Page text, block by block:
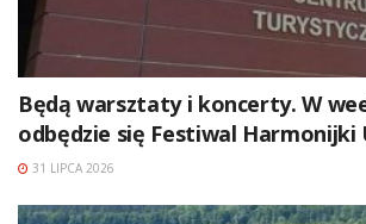
Będą warsztaty i koncerty. W
odbędzie się Festiwal Harmonijki
31 LIPCA 2026